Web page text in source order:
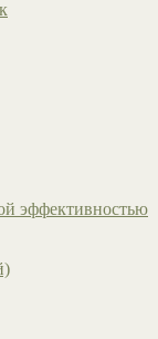
эффективностью